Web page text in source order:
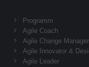
Programm
Agile Coach
Agile Change Manager
Agile Innovator &
Agile Leader